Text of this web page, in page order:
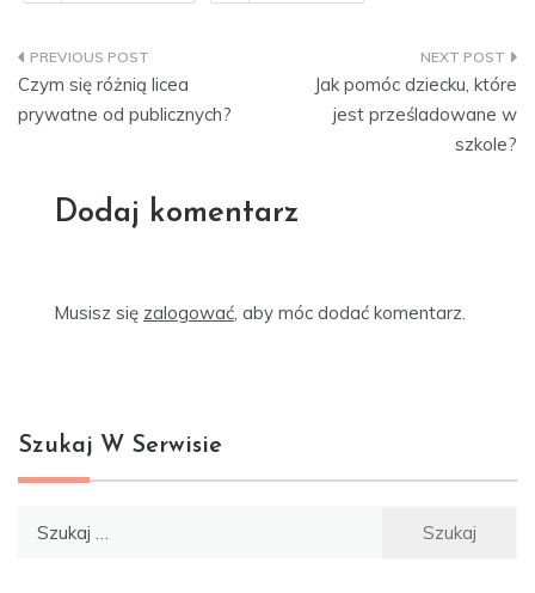
Nawigacja
wpisu
Czym się różnią licea
prywatne od publicznych?
Jak pomóc dziecku, które
jest prześladowane w
szkole?
Dodaj komentarz
Musisz się zalogować , aby móc dodać komentarz.
Szukaj W Serwisie